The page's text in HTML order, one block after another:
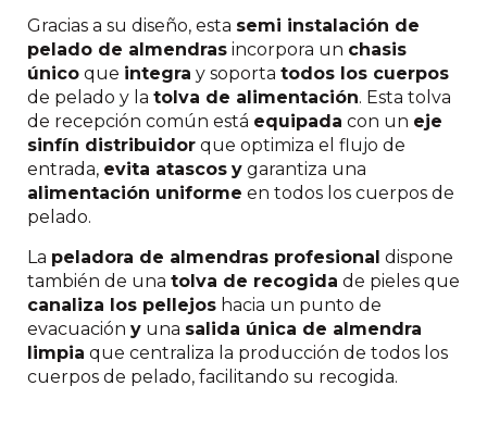
Gracias a su diseño, esta semi instalación de
pelado de almendras incorpora un chasis
único que integra y soporta todos los cuerpos
de pelado y la tolva de alimentación. Esta tolva
de recepción común está equipada con un eje
sinfín distribuidor que optimiza el flujo de
entrada, evita atascos y garantiza una
alimentación uniforme en todos los cuerpos de
pelado.
La peladora de almendras profesional dispone
también de una tolva de recogida de pieles que
canaliza los pellejos hacia un punto de
evacuación y una salida única de almendra
limpia que centraliza la producción de todos los
cuerpos de pelado, facilitando su recogida.